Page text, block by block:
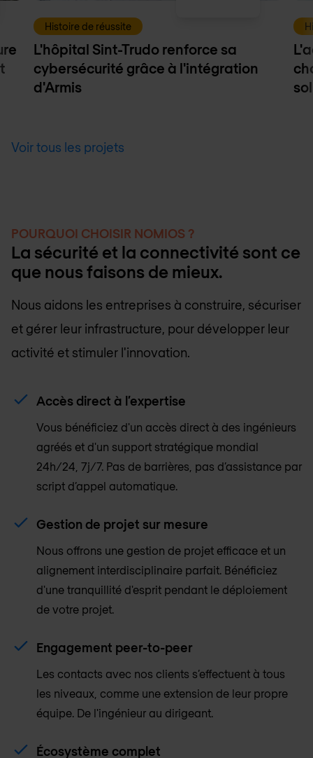
Histoire de réussite
L'hôpital Sint-Trudo renforce sa
cybersécurité grâce à l'intégration
d'Armis
Voir tous les projets
POURQUOI CHOISIR NOMIOS ?
La sécurité et la connectivité sont ce
que nous faisons de mieux.
Nous aidons les entreprises à construire, sécuriser
et gérer leur infrastructure, pour développer leur
activité et stimuler l'innovation.
Accès direct à l’expertise
Vous bénéficiez d'un accès direct à des ingénieurs
agréés et d'un support stratégique mondial
24h/24, 7j/7. Pas de barrières, pas d’assistance par
script d’appel automatique.
Gestion de projet sur mesure
Nous offrons une gestion de projet efficace et un
alignement interdisciplinaire parfait. Bénéficiez
d'une tranquillité d'esprit pendant le déploiement
de votre projet.
Engagement peer-to-peer
Les contacts avec nos clients s’effectuent à tous
les niveaux, comme une extension de leur propre
équipe. De l'ingénieur au dirigeant.
Écosystème complet